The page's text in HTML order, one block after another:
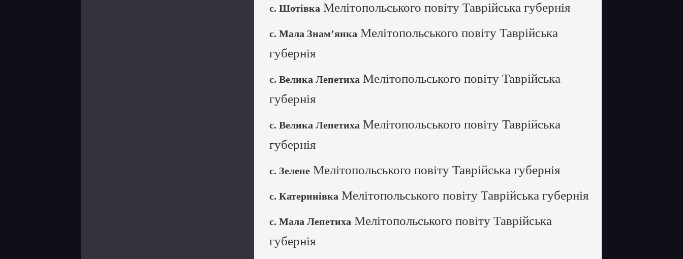
с. Шотівка Мелітопольського повіту Таврійська губернія
с. Мала Знам’янка Мелітопольського повіту Таврійська
губернія
с. Велика Лепетиха Мелітопольського повіту Таврійська
губернія
с. Велика Лепетиха Мелітопольського повіту Таврійська
губернія
с. Зелене Мелітопольського повіту Таврійська губернія
с. Катеринівка Мелітопольського повіту Таврійська губернія
с. Мала Лепетиха Мелітопольського повіту Таврійська
губернія